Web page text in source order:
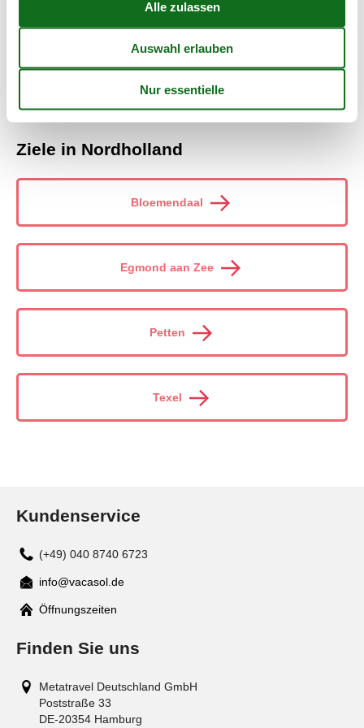
willkommen, sich bei uns zu melden. Senden Sie eine E-Mail an
info@vacasol.de oder rufen Sie an unter (+49) 040 8740 6723.
Wählen Sie aus 143 Ferienhäusern
Ziele in Nordholland
Bloemendaal
Egmond aan Zee
Petten
Texel
Kundenservice
(+49) 040 8740 6723
Mail
info@vacasol.de
Öffnungszeiten
Finden Sie uns
Metatravel Deutschland GmbH
Poststraße 33
DE-20354 Hamburg